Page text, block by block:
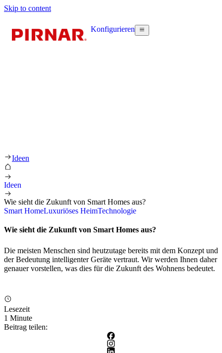
Skip to content
Konfigurieren
Ideen
Ideen
Wie sieht die Zukunft von Smart Homes aus?
Smart HomeLuxuriöses HeimTechnologie
Wie sieht die Zukunft von Smart Homes aus?
Die meisten Menschen sind heutzutage bereits mit dem Konzept und
der Bedeutung intelligenter Geräte vertraut. Wir werden Ihnen daher
genauer vorstellen, was dies für die Zukunft des Wohnens bedeutet.
Lesezeit
1 Minute
Beitrag teilen: